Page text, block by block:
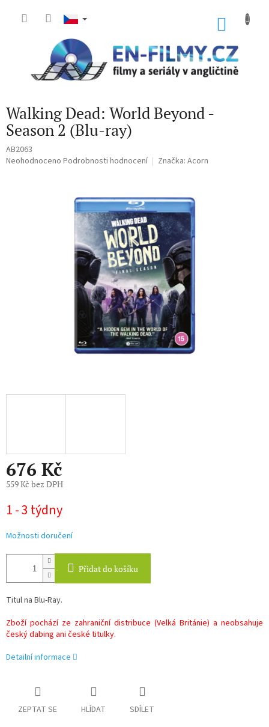
Walking Dead: World Beyond -
Season 2 (Blu-ray)
AB2063
Průměrné
Neohodnoceno Podrobnosti hodnocení Značka: Acorn
676 Kč
559 Kč bez DPH
cena:
1 - 3 týdny
Možnosti doručení
Přidat do košíku
Titul na Blu-Ray.
Zboží pochází ze zahraniční distribuce (Velká Británie) a neobsahuje
český dabing ani české titulky.
Detailní informace
ZEPTAT SE HLÍDAT SDÍLET